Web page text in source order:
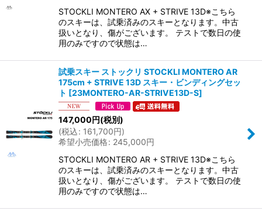
STOCKLI MONTERO AX + STRIVE 13D※こちら
のスキーは、試乗済みのスキーとなります。中古
扱いとなり、傷がございます。 テストで数日の使
用のみですので状態は…
試乗スキー ストックリ STOCKLI MONTERO AR
175cm + STRIVE 13D スキー・ビンディングセッ
ト [23MONTERO-AR-STRIVE13D-S]
147,000円(税別)
(税込: 161,700円)
希望小売価格: 245,000円
STOCKLI MONTERO AR + STRIVE 13D※こちら
のスキーは、試乗済みのスキーとなります。中古
扱いとなり、傷がございます。 テストで数日の使
用のみですので状態は…